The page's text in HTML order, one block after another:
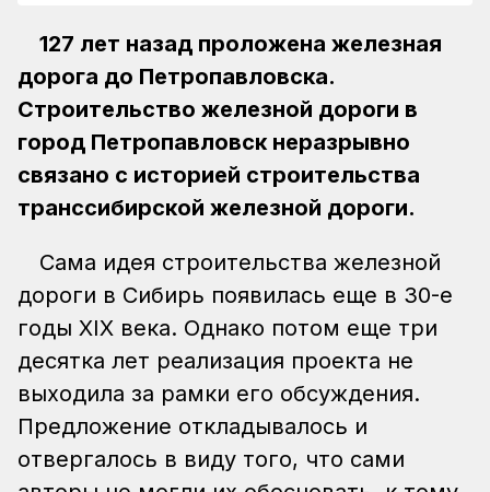
127 лет назад проложена железная
дорога до Петропавловска.
Строительство железной дороги в
город Петропавловск неразрывно
связано с историей строительства
транссибирской железной дороги.
Сама идея строительства железной
дороги в Сибирь появилась еще в 30-е
годы XIX века. Однако потом еще три
десятка лет реализация проекта не
выходила за рамки его обсуждения.
Предложение откладывалось и
отвергалось в виду того, что сами